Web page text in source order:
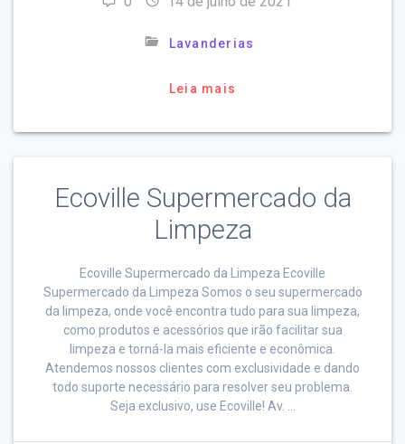
Lavanderias
Leia mais
Ecoville Supermercado da
Limpeza
Ecoville Supermercado da Limpeza Ecoville
Supermercado da Limpeza Somos o seu supermercado
da limpeza, onde você encontra tudo para sua limpeza,
como produtos e acessórios que irão facilitar sua
limpeza e torná-la mais eficiente e econômica.
Atendemos nossos clientes com exclusividade e dando
todo suporte necessário para resolver seu problema.
Seja exclusivo, use Ecoville! Av. …